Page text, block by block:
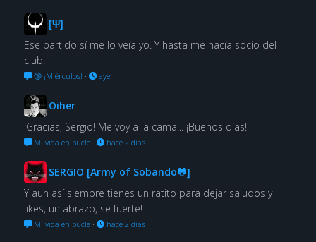
[Ψ]
Ese partido sí me lo veía yo. Y hasta me hacía socio del
club.
🔞 ¡Miérculos! · ayer
Oiher
¡Gracias, Sergio! Me voy a la cama... ¡Buenos días!
Mi vida en bucle· hace 2 días
SERGIO [Army of Sobando🐸]
Y aun así siempre tienes un ratito para dejar saludos y
likes, un abrazo, se fuerte!
Mi vida en bucle· hace 2 días